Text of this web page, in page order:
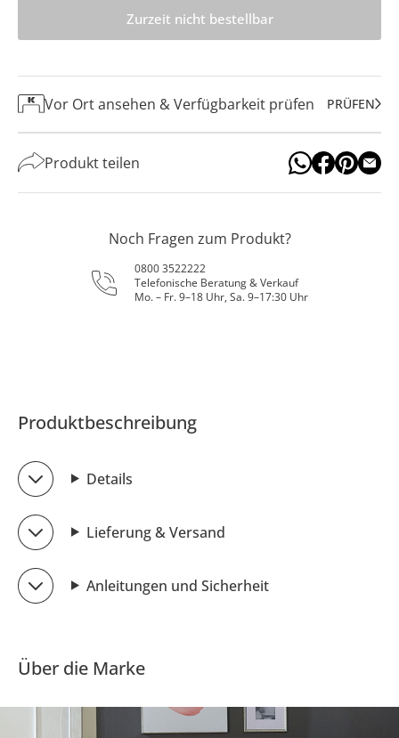
Zurzeit nicht bestellbar
Vor Ort ansehen & Verfügbarkeit prüfen PRÜFEN
Produkt teilen
Noch Fragen zum Produkt?
0800 3522222
Telefonische Beratung & Verkauf
Mo. – Fr. 9–18 Uhr, Sa. 9–17:30 Uhr
Produktbeschreibung
Details
Lieferung & Versand
Anleitungen und Sicherheit
Über die Marke